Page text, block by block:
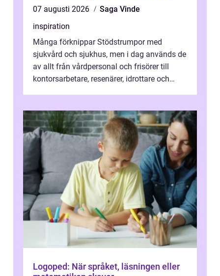
07 augusti 2026
Saga Vinde
inspiration
Många förknippar Stödstrumpor med
sjukvård och sjukhus, men i dag används de
av allt från vårdpersonal och frisörer till
kontorsarbetare, resenärer, idrottare och
Logoped: När språket, läsningen eller